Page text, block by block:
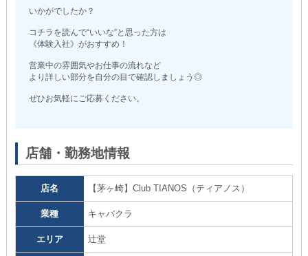
いかがでしたか？
コチラを読んで“いいな”と思った方は
《体験入社》がおすすめ！
営業中の雰囲気やお仕事の流れなど
より詳しい部分を自分の目で確認しましょう◎
ぜひお気軽にご応募ください。
店舗・勤務地情報
店名 【茅ヶ崎】Club TIANOS（ティアノス）
業種 キャバクラ
エリア 辻堂